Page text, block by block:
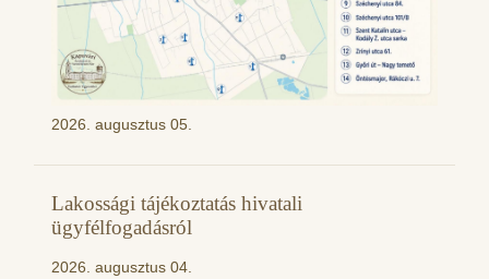
2026. augusztus 05.
Lakossági tájékoztatás hivatali
ügyfélfogadásról
2026. augusztus 04.